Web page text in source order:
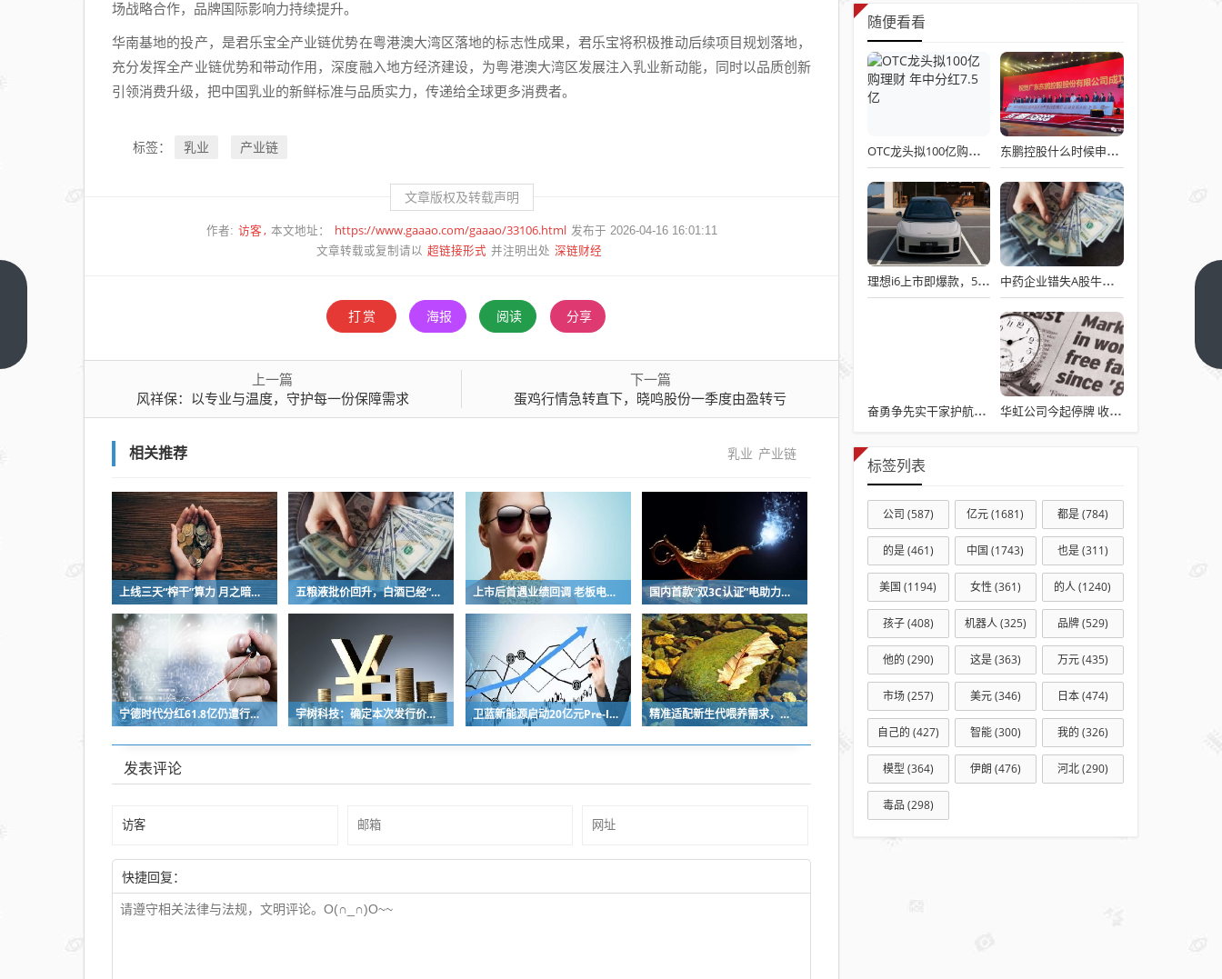
场战略合作，品牌国际影响力持续提升。
华南基地的投产，是君乐宝全产业链优势在粤港澳大湾区落地的标志性成果，君乐宝将积极推动后续项目规划落地，
充分发挥全产业链优势和带动作用，深度融入地方经济建设，为粤港澳大湾区发展注入乳业新动能，同时以品质创新
引领消费升级，把中国乳业的新鲜标准与品质实力，传递给全球更多消费者。
标签： 乳业 产业链
文章版权及转载声明
作者: 访客 本文地址： https://www.gaaao.com/gaaao/33106.html 发布于 2026-04-16 16:01:11
文章转载或复制请以 超链接形式 并注明出处 深链财经
打赏 海报 阅读 分享
上一篇
风祥保：以专业与温度，守护每一份保障需求
下一篇
蛋鸡行情急转直下，晓鸣股份一季度由盈转亏
相关推荐 乳业 产业链
上线三天“榨干”算力 月之暗面被Kimi K3“逼”着IPO 五粮液批价回升，白酒已经“筑底”？ 上市后首遇业绩回调 老板电器将完成代际交棒 少帅掌舵闯存量周期 国内首款“双3C认证”电助力自行车上市，京东京造率先完成全链路安全认证
宁德时代分红61.8亿仍遭行业“去宁德化” 曾毓群的“尊重考题”该怎么答？ 宇树科技：确定本次发行价格为 150.80元/股 卫蓝新能源启动20亿元Pre-IPO轮融资 冲刺2027年创业板上市 精准适配新生代喂养需求，海普诺凯双新品解锁育儿新选择！
发表评论
快捷回复：
随便看看
OTC龙头拟100亿购理财 年中分红7.5亿 东鹏控股什么时候申购?手把手教你打新：从开户到卖出的全流程
理想i6上市即爆款，5C电池+800V平台，充电10分钟续航500km 中药企业错失A股牛市机遇
奋勇争先实干家护航科技企业从实验室到生产线 华虹公司今起停牌 收购华力微控股权解决同业竞争
标签列表
公司 (587) 亿元(1681) 都是(784)
的是(461) 中国 (1743) 也是(311)
美国 (1194) 女性 (361) 的人(1240)
孩子(408) 机器人(325) 品牌(529)
他的 (290) 这是(363) 万元(435)
市场(257) 美元(346) 日本(474)
自己的 (427) 智能(300) 我的 (326)
模型 (364) 伊朗 (476) 河北(290)
毒品 (298)